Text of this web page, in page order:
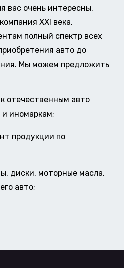
вас очень интересны.
XXI века,
полный спектр всех
авто до
Мы можем предложить
отечественным авто
иномаркам;
продукции по
диски, моторные масла,
авто;